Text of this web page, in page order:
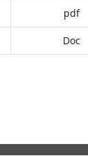
pdf
Doc